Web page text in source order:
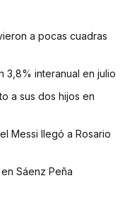
a pocas cuadras
3,8% interanual en julio
a sus dos hijos en
Messi llegó a Rosario
Sáenz Peña